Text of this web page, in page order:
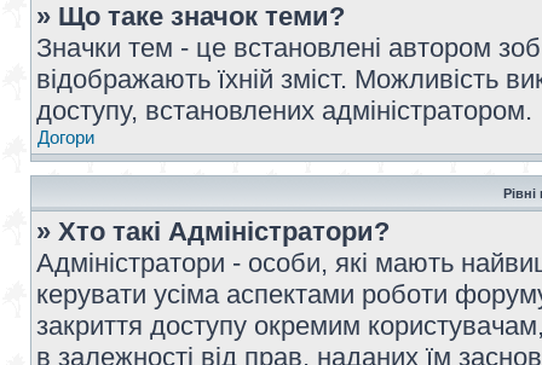
» Що таке значок теми?
Значки тем - це встановлені автором
відображають їхній зміст. Можливість
доступу, встановлених адміністратором.
Догори
Рівні
» Хто такі Адміністратори?
Адміністратори - особи, які мають
керувати усіма аспектами роботи
закриття доступу окремим
в залежності від прав, наданих їм